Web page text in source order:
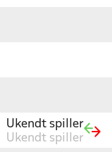
Ukendt spiller
Ukendt spiller